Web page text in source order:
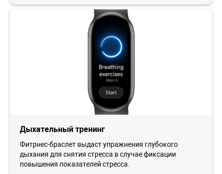
Дыхательный тренинг
Фитрнес-браслет выдаст упражнения глубокого
дыхания для снятия стресса в случае фиксации
повышения показателей стресса.